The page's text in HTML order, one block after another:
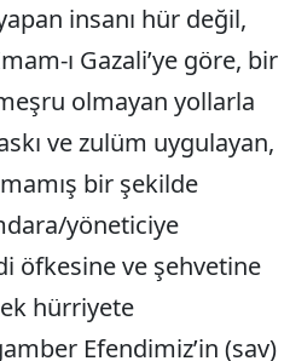
insanı hür değil,
ı Gazali’ye göre, bir
olmayan yollarla
ve zulüm uygulayan,
bir şekilde
yöneticiye
öfkesine ve şehvetine
hürriyete
Efendimiz’in (sav)